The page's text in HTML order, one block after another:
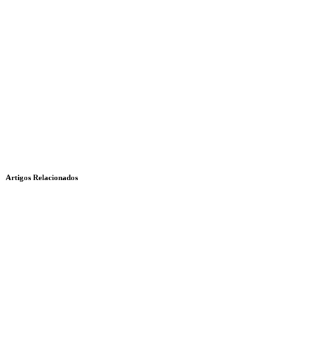
Artigos Relacionados